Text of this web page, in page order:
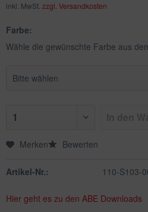
inkl. MwSt. zzgl. Versandkosten
Farbe:
Wähle die gewünschte Farbe aus
Merken Bewerten
Artikel-Nr.: 110-S103-
Hier geht es zu den ABE Downloads